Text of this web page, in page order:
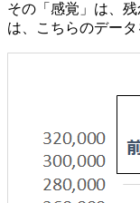
その「感覚」は、
は、こちらのデータ